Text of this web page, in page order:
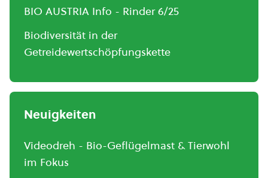
BIO AUSTRIA Info - Rinder 6/25
Biodiversität in der
Getreidewertschöpfungskette
Neuigkeiten
Videodreh - Bio-Geflügelmast & Tierwohl
im Fokus